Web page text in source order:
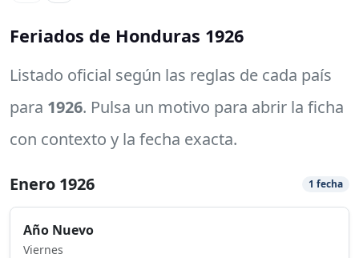
Feriados de Honduras 1926
Listado oficial según las reglas de cada país
para 1926. Pulsa un motivo para abrir la ficha
con contexto y la fecha exacta.
Enero 1926 1 fecha
Año Nuevo
Viernes